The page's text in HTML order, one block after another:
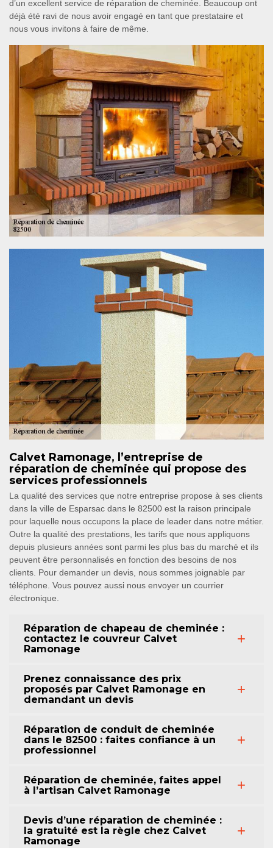
d’un excellent service de réparation de cheminée. Beaucoup ont
déjà été ravi de nous avoir engagé en tant que prestataire et
nous vous invitons à faire de même.
Calvet Ramonage, l’entreprise de
réparation de cheminée qui propose des
services professionnels
La qualité des services que notre entreprise propose à ses clients
dans la ville de Esparsac dans le 82500 est la raison principale
pour laquelle nous occupons la place de leader dans notre métier.
Outre la qualité des prestations, les tarifs que nous appliquons
depuis plusieurs années sont parmi les plus bas du marché et ils
peuvent être personnalisés en fonction des besoins de nos
clients. Pour demander un devis, nous sommes joignable par
téléphone. Vous pouvez aussi nous envoyer un courrier
électronique.
Réparation de chapeau de cheminée :
contactez le couvreur Calvet
Ramonage
Prenez connaissance des prix
proposés par Calvet Ramonage en
demandant un devis
Réparation de conduit de cheminée
dans le 82500 : faites confiance à un
professionnel
Réparation de cheminée, faites appel
à l’artisan Calvet Ramonage
Devis d’une réparation de cheminée :
la gratuité est la règle chez Calvet
Ramonage